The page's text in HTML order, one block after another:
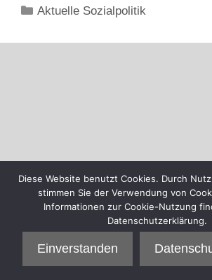
Kategorien
Aktuelle Sozialpolitik
Diese Website benutzt Cookies. Durch
stimmen Sie der Verwendung von
Informationen zur Cookie-Nutzung
Datenschutzerklärung.
Einverstanden